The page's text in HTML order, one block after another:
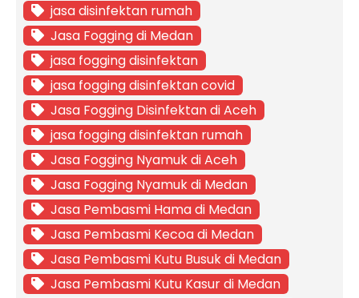
jasa disinfektan rumah
Jasa Fogging di Medan
jasa fogging disinfektan
jasa fogging disinfektan covid
Jasa Fogging Disinfektan di Aceh
jasa fogging disinfektan rumah
Jasa Fogging Nyamuk di Aceh
Jasa Fogging Nyamuk di Medan
Jasa Pembasmi Hama di Medan
Jasa Pembasmi Kecoa di Medan
Jasa Pembasmi Kutu Busuk di Medan
Jasa Pembasmi Kutu Kasur di Medan